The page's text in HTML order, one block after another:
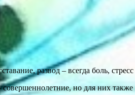
развод – всегда боль,
но для них